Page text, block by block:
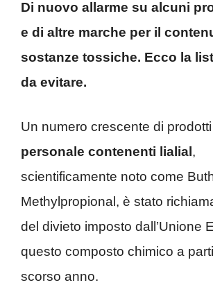
Di nuovo allarme su alcuni
e di altre marche per il
sostanze tossiche. Ecco la
da evitare.
Un numero crescente di
personale contenenti lialial ,
scientificamente noto come
Methylpropional, è stato
del divieto imposto dall’Unione
questo composto chimico a
scorso anno.